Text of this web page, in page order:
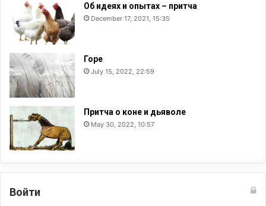
Об идеях и опытах – притча
December 17, 2021, 15:35
Горе
July 15, 2022, 22:59
Притча о коне и дьяволе
May 30, 2022, 10:57
Войти